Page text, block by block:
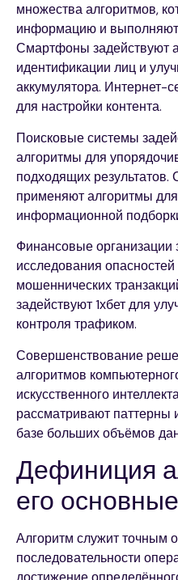
множества алгоритмов,
информацию и
Смартфоны задействуют
идентификации лиц и
аккумулятора. Интернет-
для настройки контента.
Поисковые системы
алгоритмы для
подходящих результатов.
применяют алгоритмы
информационной
Финансовые организации
исследования
мошеннических
задействуют 1хбет для
контроля трафиком.
Совершенствование
алгоритмов
искусственного
рассматривают паттерны
базе больших объёмов
Дефиниция
его
Алгоритм служит точным
последовательности